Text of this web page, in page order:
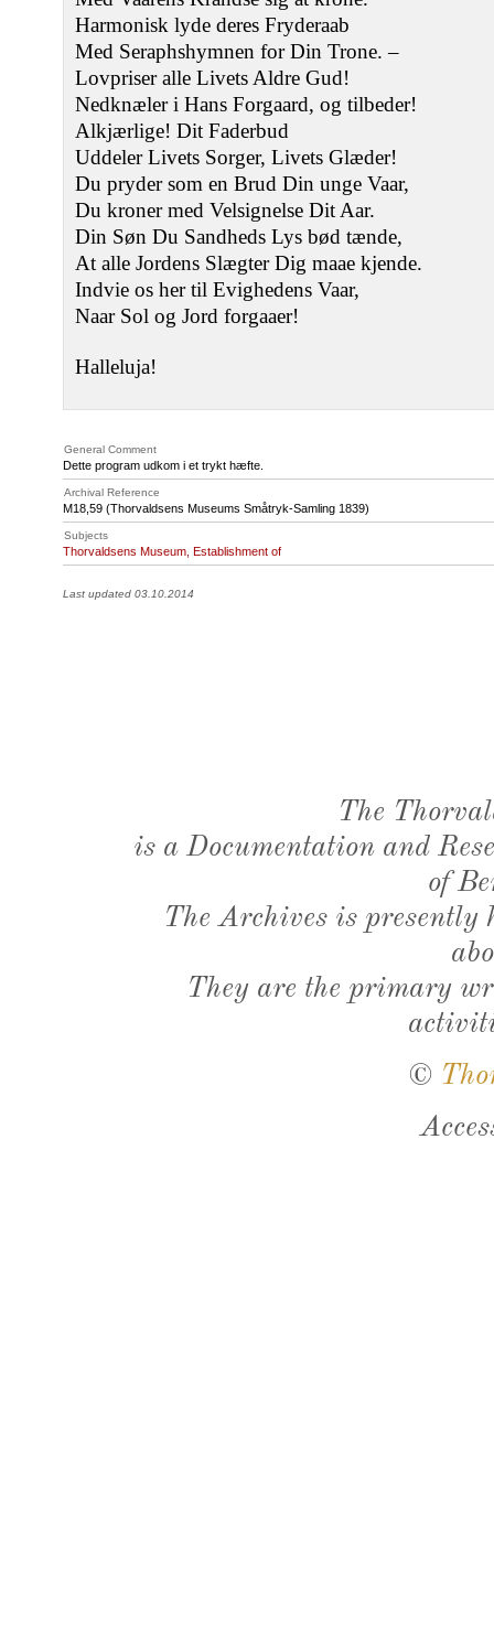
Harmonisk lyde deres Fryderaab
Med Seraphshymnen for Din Trone. ‒
Lovpriser alle Livets Aldre Gud!
Nedknæler i Hans Forgaard, og tilbeder!
Alkjærlige! Dit Faderbud
Uddeler Livets Sorger, Livets Glæder!
Du pryder som en Brud Din unge Vaar,
Du kroner med Velsignelse Dit Aar.
Din Søn Du Sandheds Lys bød tænde,
At alle Jordens Slægter Dig maae kjende.
Indvie os her til Evighedens Vaar,
Naar Sol og Jord forgaaer!
Halleluja!
General Comment
Dette program udkom i et trykt hæfte.
Archival Reference
M18 ,59 (Thorvaldsens Museums Småtryk-Samling 1839)
Subjects
Thorvaldsens Museum, Establishment of
Last updated 03.10.2014
The
is a Documentation and
of
The Archives is presently
They are the primary
©